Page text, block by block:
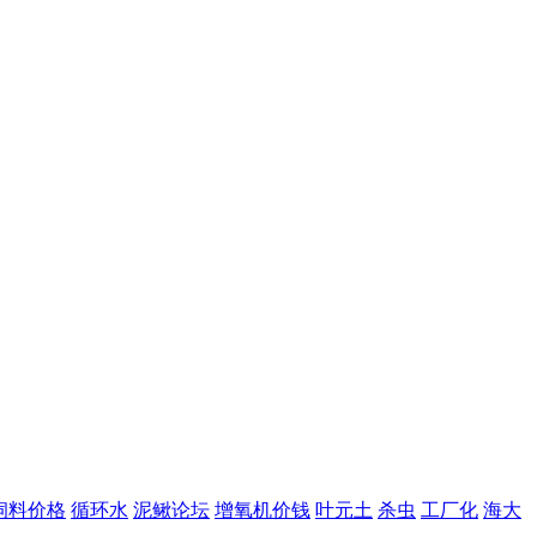
料价格 循环水 泥鳅论坛 增氧机价钱 叶元土 杀虫 工厂化 海大